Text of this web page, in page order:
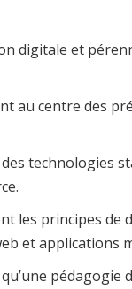
digitale et
au centre des
technologies
les principes de
et applications
pédagogie